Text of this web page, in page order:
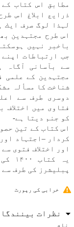
مطابق اس كتاب
ذرايع ابلاغ اس
لہذا لوگ صرف ايك
اس طرح مجتہدين
باخبر نہیں
جب ارتباطات
سے بآسانی آگاہ
مجتہدين كے علمی
شناخت كا مسألہ
دوسری طرف سے
فتاوی میں اختلاف
كو جنم ديتا ہے-
اس كتاب كے تين
كردار –اجتہاد
اور اختلاف فتوی
یہ
پبليشرز كی طرف
خرابی کی رپورٹ
نظرات
نام